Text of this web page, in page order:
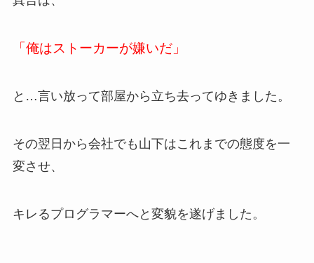
「俺はストーカーが嫌いだ」
と…言い放って部屋から立ち去ってゆきました。
その翌日から会社でも山下はこれまでの態度を一
変させ、
キレるプログラマーへと変貌を遂げました。